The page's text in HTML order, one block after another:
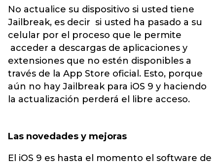
No actualice su dispositivo si usted tiene
Jailbreak, es decir si usted ha pasado a su
celular por el proceso que le permite
acceder a descargas de aplicaciones y
extensiones que no estén disponibles a
través de la App Store oficial. Esto, porque
aún no hay Jailbreak para iOS 9 y haciendo
la actualización perderá el libre acceso.
Las novedades y mejoras
El iOS 9 es hasta el momento el software de